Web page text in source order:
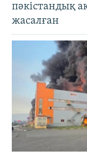
пәкістандық
жасалған